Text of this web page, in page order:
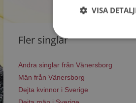
Fler singlar
Andra singlar från Vänersborg
Män från Vänersborg
Dejta kvinnor i Sverige
VISA